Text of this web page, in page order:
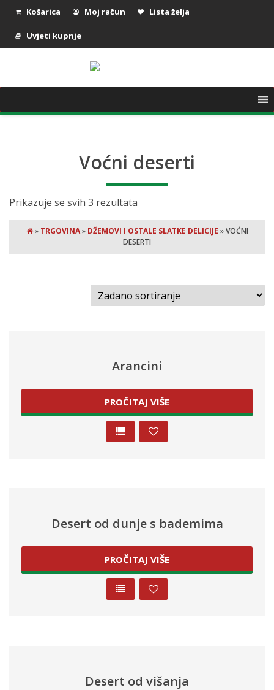
Košarica Moj račun Lista želja
Uvjeti kupnje
Voćni deserti
Prikazuje se svih 3 rezultata
» TRGOVINA» DŽEMOVI I OSTALE SLATKE DELICIJE »VOĆNI
DESERTI
Arancini
PROČITAJ VIŠE
Desert od dunje s bademima
PROČITAJ VIŠE
Desert od višanja